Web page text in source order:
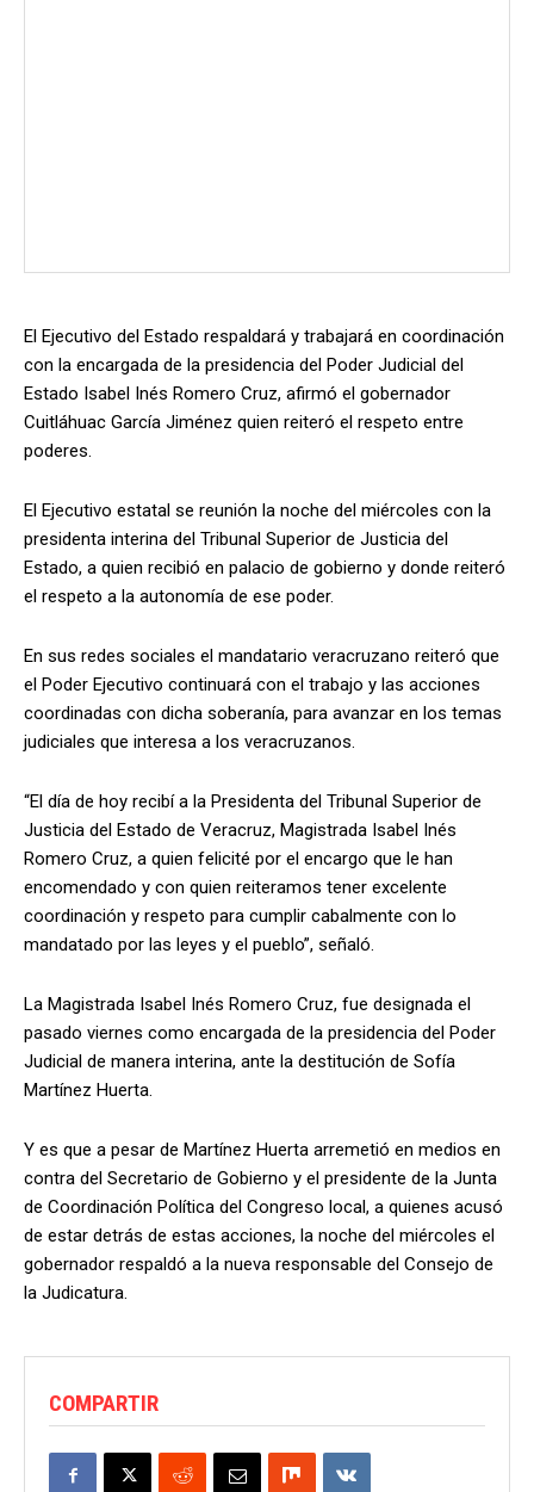
El Ejecutivo del Estado respaldará y trabajará en coordinación
con la encargada de la presidencia del Poder Judicial del
Estado Isabel Inés Romero Cruz, afirmó el gobernador
Cuitláhuac García Jiménez quien reiteró el respeto entre
poderes.
El Ejecutivo estatal se reunión la noche del miércoles con la
presidenta interina del Tribunal Superior de Justicia del
Estado, a quien recibió en palacio de gobierno y donde reiteró
el respeto a la autonomía de ese poder.
En sus redes sociales el mandatario veracruzano reiteró que
el Poder Ejecutivo continuará con el trabajo y las acciones
coordinadas con dicha soberanía, para avanzar en los temas
judiciales que interesa a los veracruzanos.
“El día de hoy recibí a la Presidenta del Tribunal Superior de
Justicia del Estado de Veracruz, Magistrada Isabel Inés
Romero Cruz, a quien felicité por el encargo que le han
encomendado y con quien reiteramos tener excelente
coordinación y respeto para cumplir cabalmente con lo
mandatado por las leyes y el pueblo”, señaló.
La Magistrada Isabel Inés Romero Cruz, fue designada el
pasado viernes como encargada de la presidencia del Poder
Judicial de manera interina, ante la destitución de Sofía
Martínez Huerta.
Y es que a pesar de Martínez Huerta arremetió en medios en
contra del Secretario de Gobierno y el presidente de la Junta
de Coordinación Política del Congreso local, a quienes acusó
de estar detrás de estas acciones, la noche del miércoles el
gobernador respaldó a la nueva responsable del Consejo de
la Judicatura.
COMPARTIR